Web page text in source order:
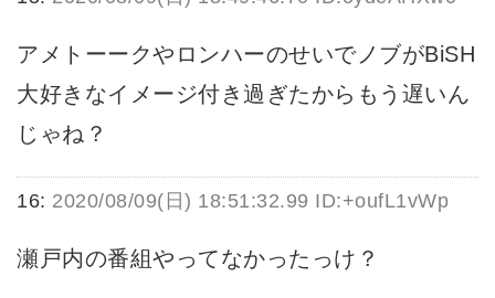
アメトーークやロンハーのせいでノブがBiSH
大好きなイメージ付き過ぎたからもう遅いん
じゃね？
16: 2020/08/09(日) 18:51:32.99 ID:+oufL1vWp
瀬戸内の番組やってなかったっけ？